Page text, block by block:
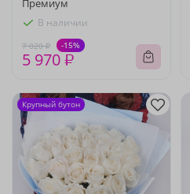
Премиум
В наличии
7 020 ₽ -15%
5 970 ₽
Крупный бутон